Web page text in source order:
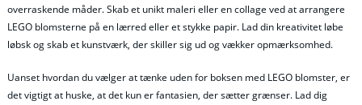
overraskende måder. Skab et unikt maleri eller en collage ved at arrangere
LEGO blomsterne på en lærred eller et stykke papir. Lad din kreativitet løbe
løbsk og skab et kunstværk, der skiller sig ud og vækker opmærksomhed.
Uanset hvordan du vælger at tænke uden for boksen med LEGO blomster, er
det vigtigt at huske, at det kun er fantasien, der sætter grænser. Lad dig